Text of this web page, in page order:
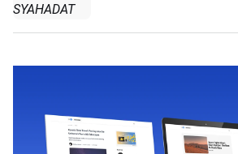
SYAHADAT